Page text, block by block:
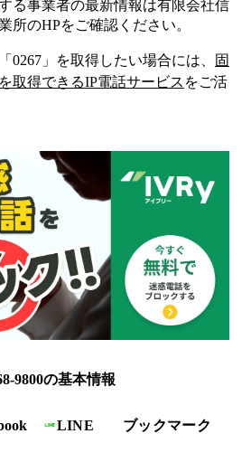
る事業者の最新情報は有限会社信
所のHPをご確認ください。
0267 」を取得したい場合には、
固
取得できるIP電話サービス をご活
9800の基本情報
LINE
ブックマーク